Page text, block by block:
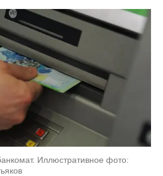
Иллюстративное фото: